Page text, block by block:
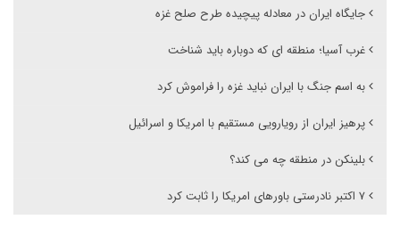
جایگاه ایران در معادله پیچیده طرح صلح غزه
غرب آسیا؛ منطقه ای که دوباره باید شناخت
به اسم جنگ با ایران نباید غزه را فراموش کرد
پرهیز ایران از رویارویی مستقیم با امریکا و اسرائیل
بلینکن در منطقه چه می کند؟
۷ اکتبر نادرستی باورهای امریکا را ثابت کرد